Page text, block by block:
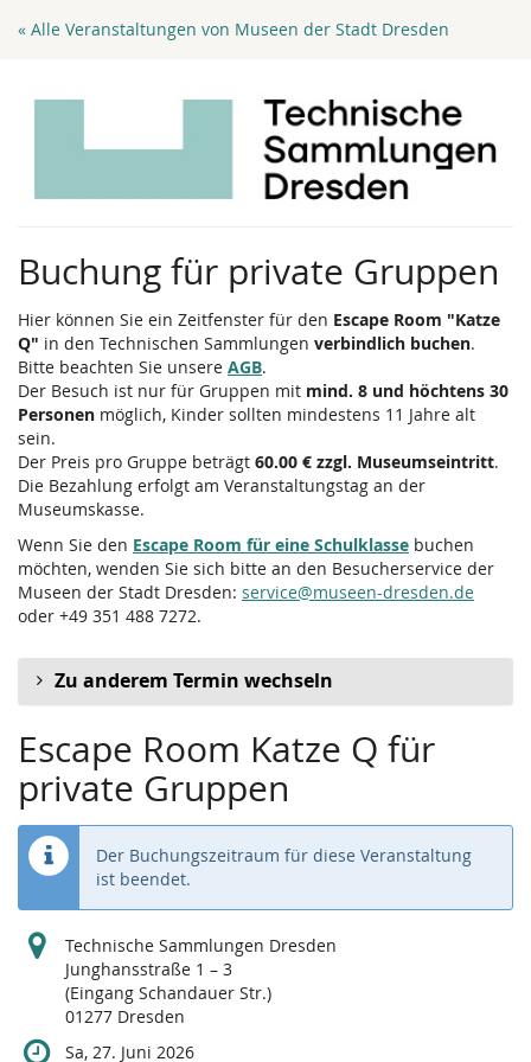
Zum
« Alle Veranstaltungen von Museen der Stadt Dresden
Buchung für private Gruppen
Hier können Sie ein Zeitfenster für den Escape Room "Katze
Q" in den Technischen Sammlungen verbindlich buchen.
Bitte beachten Sie unsere AGB.
Der Besuch ist nur für Gruppen mit mind. 8 und höchtens 30
Personen möglich, Kinder sollten mindestens 11 Jahre alt
sein.
Der Preis pro Gruppe beträgt 60.00 € zzgl. Museumseintritt.
Die Bezahlung erfolgt am Veranstaltungstag an der
Museumskasse.
Wenn Sie den Escape Room für eine Schulklasse buchen
möchten, wenden Sie sich bitte an den Besucherservice der
Museen der Stadt Dresden: service@museen-dresden.de
oder +49 351 488 7272.
Zu anderem Termin wechseln
Escape Room Katze Q für
private Gruppen
Der Buchungszeitraum für diese Veranstaltung
ist beendet.
Technische Sammlungen Dresden
Junghansstraße 1 – 3
(Eingang Schandauer Str.)
01277 Dresden
Sa, 27. Juni 2026